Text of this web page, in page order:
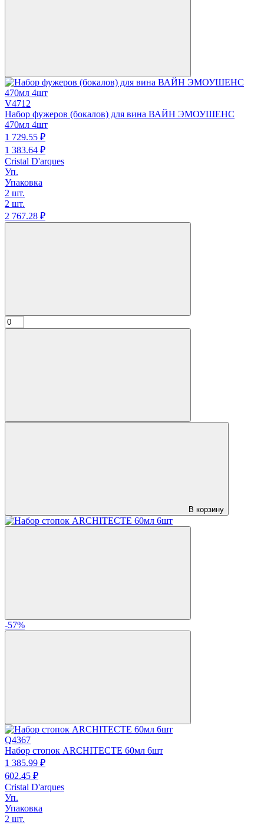
V4712
Набор фужеров (бокалов) для вина ВАЙН ЭМОУШЕНС
470мл 4шт
1 729.55 ₽
1 383.64 ₽
Cristal D'arques
Уп.
Упаковка
2 шт.
2 шт.
2 767.28 ₽
В корзину
-57%
Q4367
Набор стопок ARCHITECTE 60мл 6шт
1 385.99 ₽
602.45 ₽
Cristal D'arques
Уп.
Упаковка
2 шт.